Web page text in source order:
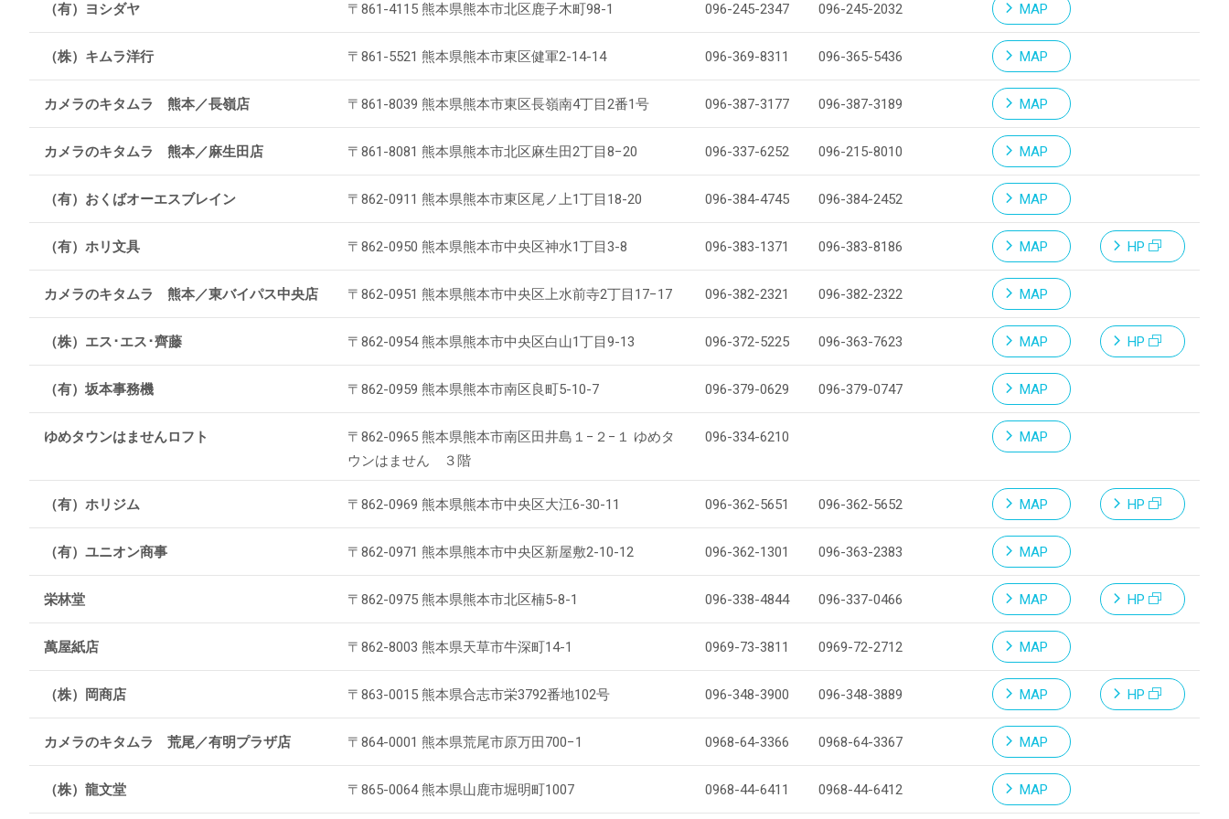
（有）ヨシダヤ 〒861-4115 熊本県熊本市北区鹿子木町98-1 096-245-2347 096-245-2032 MAP
（株）キムラ洋行 〒861-5521 熊本県熊本市東区健軍2-14-14 096-369-8311 096-365-5436 MAP
カメラのキタムラ 熊本／長嶺店 〒861-8039 熊本県熊本市東区長嶺南4丁目2番1号 096-387-3177 096-387-3189 MAP
カメラのキタムラ 熊本／麻生田店 〒861-8081 熊本県熊本市北区麻生田2丁目8−20 096-337-6252 096-215-8010 MAP
（有）おくばオーエスブレイン 〒862-0911 熊本県熊本市東区尾ノ上1丁目18-20 096-384-4745 096-384-2452 MAP
（有）ホリ文具 〒862-0950 熊本県熊本市中央区神水1丁目3-8 096-383-1371 096-383-8186 MAP HP
カメラのキタムラ 熊本／東バイパス中央店 〒862-0951 熊本県熊本市中央区上水前寺2丁目17−17 096-382-2321 096-382-2322 MAP
（株）エス･エス･齊藤 〒862-0954 熊本県熊本市中央区白山1丁目9-13 096-372-5225 096-363-7623 MAP HP
（有）坂本事務機 〒862-0959 熊本県熊本市南区良町5-10-7 096-379-0629 096-379-0747 MAP
ゆめタウンはませんロフト
〒862-0965 熊本県熊本市南区田井島１−２−１ ゆめタ
ウンはません ３階
096-334-6210 MAP
（有）ホリジム 〒862-0969 熊本県熊本市中央区大江6-30-11 096-362-5651 096-362-5652 MAP HP
（有）ユニオン商事 〒862-0971 熊本県熊本市中央区新屋敷2-10-12 096-362-1301 096-363-2383 MAP
栄林堂 〒862-0975 熊本県熊本市北区楠5-8-1 096-338-4844 096-337-0466 MAP HP
萬屋紙店 〒862-8003 熊本県天草市牛深町14-1 0969-73-3811 0969-72-2712 MAP
（株）岡商店 〒863-0015 熊本県合志市栄3792番地102号 096-348-3900 096-348-3889 MAP HP
カメラのキタムラ 荒尾／有明プラザ店 〒864-0001 熊本県荒尾市原万田700−1 0968-64-3366 0968-64-3367 MAP
（株）龍文堂 〒865-0064 熊本県山鹿市堀明町1007 0968-44-6411 0968-44-6412 MAP